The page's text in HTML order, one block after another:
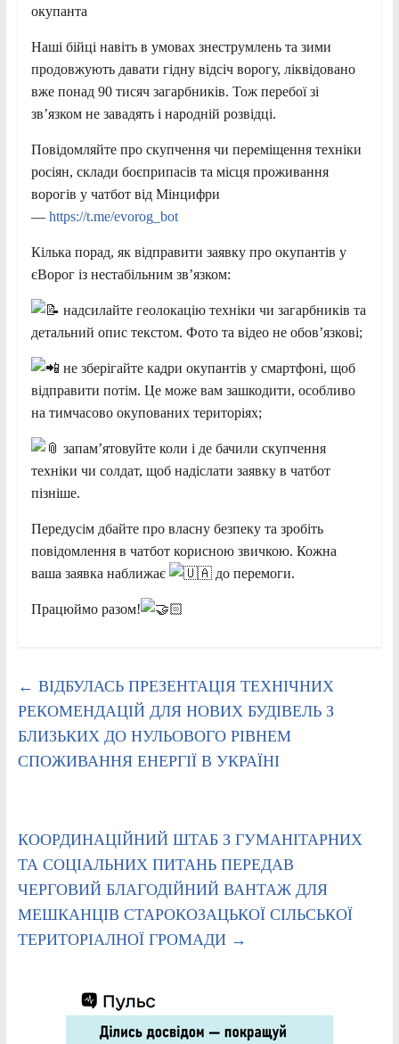
окупанта
Наші бійці навіть в умовах знеструмлень та зими
продовжують давати гідну відсіч ворогу, ліквідовано
вже понад 90 тисяч загарбників. Тож перебої зі
звʼязком не завадять і народній розвідці.
Повідомляйте про скупчення чи переміщення техніки
росіян, склади боєприпасів та місця проживання
ворогів у чатбот від Мінцифри
— https://t.me/evorog_bot
Кілька порад, як відправити заявку про окупантів у
єВорог із нестабільним звʼязком:
надсилайте геолокацію техніки чи загарбників та
детальний опис текстом. Фото та відео не обовʼязкові;
не зберігайте кадри окупантів у смартфоні, щоб
відправити потім. Це може вам зашкодити, особливо
на тимчасово окупованих територіях;
запамʼятовуйте коли і де бачили скупчення
техніки чи солдат, щоб надіслати заявку в чатбот
пізніше.
Передусім дбайте про власну безпеку та зробіть
повідомлення в чатбот корисною звичкою. Кожна
ваша заявка наближає
до перемоги.
Працюймо разом!
← ВІДБУЛАСЬ ПРЕЗЕНТАЦІЯ ТЕХНІЧНИХ
РЕКОМЕНДАЦІЙ ДЛЯ НОВИХ БУДІВЕЛЬ З
БЛИЗЬКИХ ДО НУЛЬОВОГО РІВНЕМ
СПОЖИВАННЯ ЕНЕРГІЇ В УКРАЇНІ
КООРДИНАЦІЙНИЙ ШТАБ З ГУМАНІТАРНИХ
ТА СОЦІАЛЬНИХ ПИТАНЬ ПЕРЕДАВ
ЧЕРГОВИЙ БЛАГОДІЙНИЙ ВАНТАЖ ДЛЯ
МЕШКАНЦІВ СТАРОКОЗАЦЬКОЇ СІЛЬСЬКОЇ
ТЕРИТОРІАЛНОЇ ГРОМАДИ →